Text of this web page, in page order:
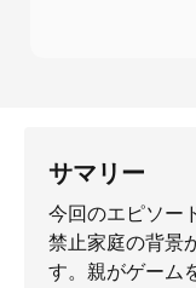
サマリー
今回のエピソー
禁止家庭の背景
す。親がゲーム